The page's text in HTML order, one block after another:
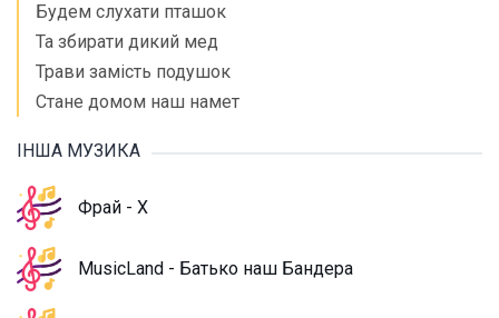
Будем слухати пташок
Та збирати дикий мед
Трави замість подушок
Стане домом наш намет
ІНША МУЗИКА
Фрай - X
MusicLand - Батько наш Бандера